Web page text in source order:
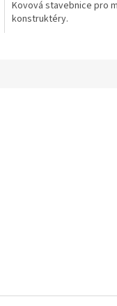
z
5
Kovová stavebnice pro
konstruktéry.